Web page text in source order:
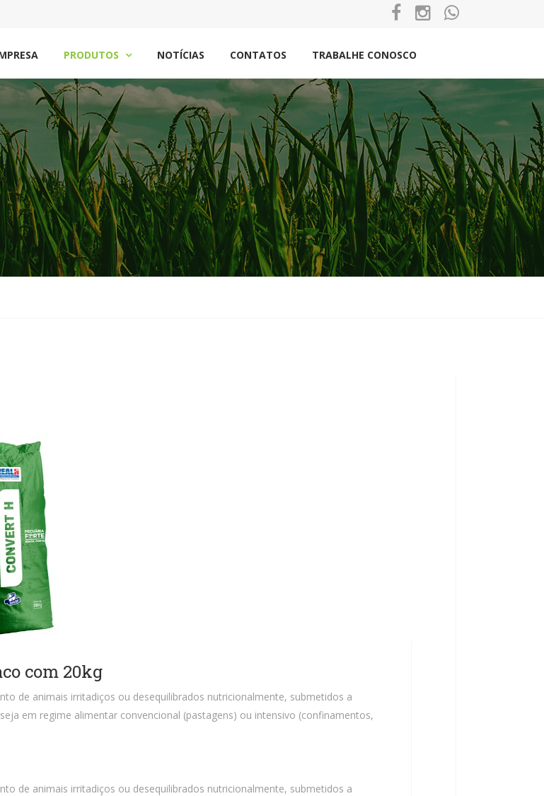
PRODUTOS  NOTÍCIAS CONTATOS TRABALHE CONOSCO
com 20kg
de animais irritadiços ou desequilibrados nutricionalmente, submetidos a
em regime alimentar convencional (pastagens) ou intensivo (confinamentos,
de animais irritadiços ou desequilibrados nutricionalmente, submetidos a